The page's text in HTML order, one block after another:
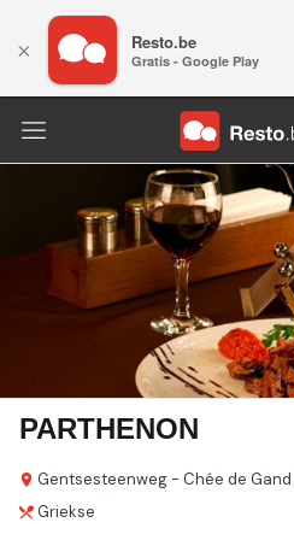
PARTHENON
Gentsesteenweg - Chée de Gand
Griekse
× Resto.be
Gratis - Google Play